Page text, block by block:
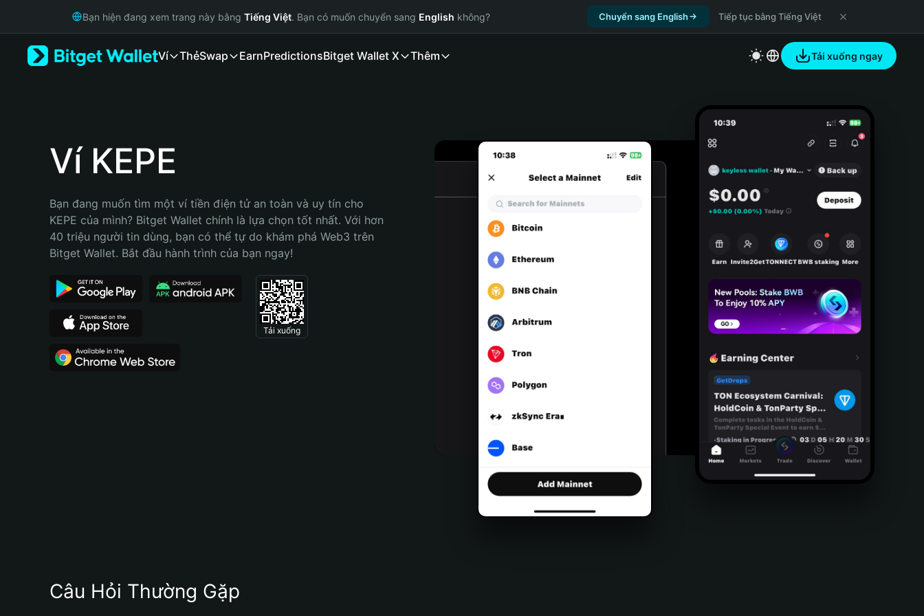
Русский
Bahasa Indonesia
Português (Brasil)
Bạn hiện đang xem trang này bằng Tiếng Việt. Bạn có muốn chuyển sang English không? Chuyển sang English Tiếp tục bằng Tiếng Việt
Ví ThẻSwap EarnPredictionsBitget Wallet X Thêm Tải xuống ngay
Ví KEPE
Bạn đang muốn tìm một ví tiền điện tử an toàn và uy tín cho
KEPE của mình? Bitget Wallet chính là lựa chọn tốt nhất. Với hơn
40 triệu người tin dùng, bạn có thể tự do khám phá Web3 trên
Bitget Wallet. Bắt đầu hành trình của bạn ngay!
Tải xuống
Câu Hỏi Thường Gặp